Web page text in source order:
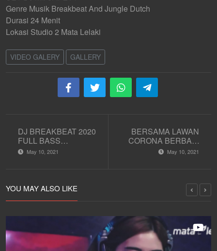
Genre Musik Breakbeat And Jungle Dutch
Durasi 24 Menit
Lokasi Studio 2 Mata Lelaki
VIDEO GALERY GALLERY
DJ BREAKBEAT 2020
FULL BASS
TERBARU LIVE DJ
May 10, 2021
BERSAMA LAWAN
CORONA BERBAGI
UNTUK SESAMA
May 10, 2021
YOU MAY ALSO LIKE